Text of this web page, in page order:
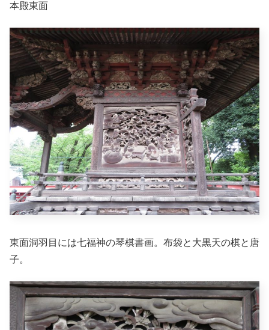
本殿東面
東面洞羽目には七福神の琴棋書画。布袋と大黒天の棋と唐
子。